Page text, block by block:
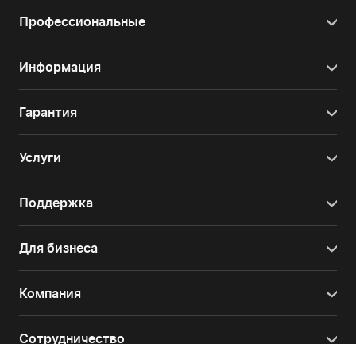
Профессиональные
Информация
Гарантия
Услуги
Поддержка
Для бизнеса
Компания
Сотрудничество